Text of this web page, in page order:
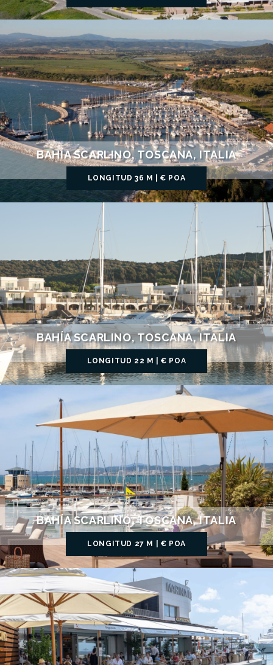
BAHÍA SCARLINO, TOSCANA, ITALIA
LONGITUD 36 M | € POA
BAHÍA SCARLINO, TOSCANA, ITALIA
LONGITUD 22 M | € POA
BAHÍA SCARLINO, TOSCANA, ITALIA
LONGITUD 27 M | € POA